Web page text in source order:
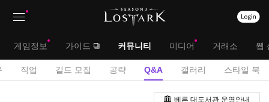
대
게임정보 가이드 커뮤니티 미디어 거래소 웹
직업 길드 모집 공략 Q&A 갤러리 스타일 북
베른 대도서관 운영안내